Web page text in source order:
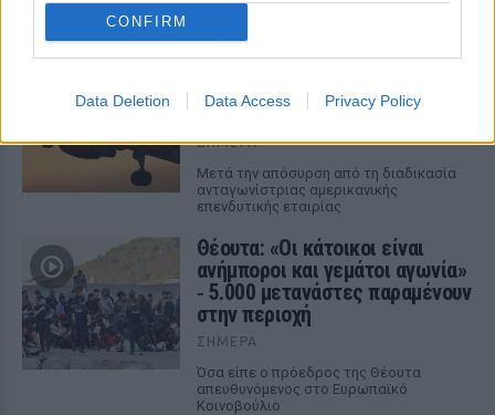
CONFIRM
Data Deletion Data Access Privacy Policy
ΣΉΜΕΡΑ
EasyJet ‑ Στην αμερικανική
Appolo για 6,65 δισ. ευρώ
ΣΉΜΕΡΑ
Μετά την απόσυρση από τη διαδικασία
ανταγωνίστριας αμερικανικής
επενδυτικής εταιρίας
Θέουτα: «Οι κάτοικοι είναι
ανήμποροι και γεμάτοι αγωνία»
‑ 5.000 μετανάστες παραμένουν
στην περιοχή
ΣΉΜΕΡΑ
Όσα είπε ο πρόεδρος της Θέουτα
απευθυνόμενος στο Ευρωπαϊκό
Κοινοβούλιο